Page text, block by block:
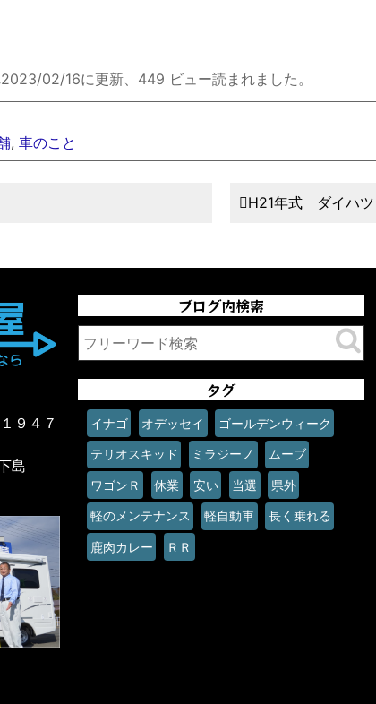
02/16に更新、449 ビュー読まれました。
, 車のこと
H21年式 ダイハ
９４７
島
ブログ内検索
タグ
イナゴ オデッセイ ゴールデンウィーク
テリオスキッド ミラジーノ ムーブ
ワゴンＲ 休業 安い 当選 県外
軽のメンテナンス 軽自動車 長く乗れる
鹿肉カレー ＲＲ